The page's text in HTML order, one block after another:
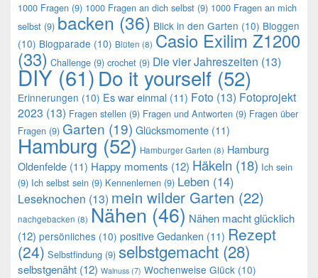
1000 Fragen (9) 1000 Fragen an dich selbst (9) 1000 Fragen an mich
selbst (9) backen (36) Blick in den Garten (10) Bloggen
(10) Blogparade (10) Blüten (8) Casio Exilim Z1200
(33) Challenge (9) crochet (9) Die vier Jahreszeiten (13)
DIY (61)Do it yourself (52)
Erinnerungen (10) Es war einmal (11) Foto (13) Fotoprojekt
2023 (13) Fragen stellen (9) Fragen und Antworten (9) Fragen über
Fragen (9) Garten (19) Glücksmomente (11)
Hamburg (52) Hamburger Garten (8) Hamburg
Oldenfelde (11) Happy moments (12) Häkeln (18) Ich sein
(9) Ich selbst sein (9) Kennenlernen (9) Leben (14)
Leseknochen (13) mein wilder Garten (22)
nachgebacken (8) Nähen (46) Nähen macht glücklich
(12) persönliches (10) positive Gedanken (11) Rezept
(24) Selbstfindung (9) selbstgemacht (28)
selbstgenäht (12) Walnuss (7) Wochenweise Glück (10)